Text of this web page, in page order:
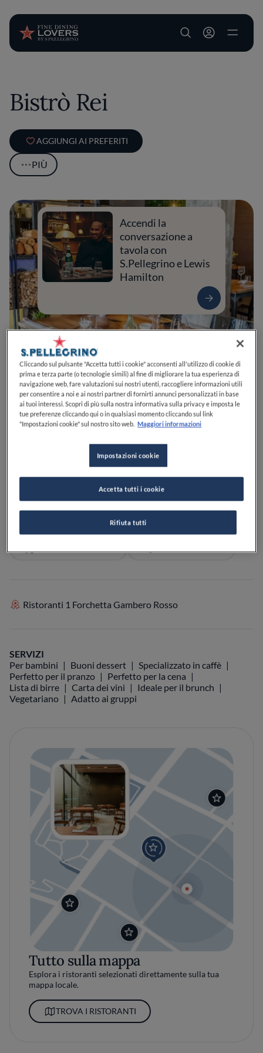
User account
Bistrò Rei
AGGIUNGI AI PREFERITI
PIÙ
0 0 0 0 0
Accendi la
conversazione a
tavola con
S.Pellegrino e Lewis
Hamilton
APERTO VEDI ORARI
Ristoranti 1 Forchetta Gambero Rosso
SERVIZI
Per bambini
Buoni dessert
Specializzato in caffè
Perfetto per il pranzo
Perfetto per la cena
Lista di birre
Carta dei vini
Ideale per il brunch
Vegetariano
Adatto ai gruppi
Tutto sulla mappa
Esplora i ristoranti selezionati direttamente sulla tua
mappa locale.
TROVA I RISTORANTI
Cliccando sul pulsante "Accetta tutti i cookie" acconsenti all'utilizzo di cookie di
prima e terza parte (o tecnologie simili) al fine di migliorare la tua esperienza di
navigazione web, fare valutazioni sui nostri utenti, raccogliere informazioni utili
per consentire a noi e ai nostri partner di fornirti annunci personalizzati in base
ai tuoi interessi. Scopri di più sulla nostra informativa sulla privacy e imposta le
tue preferenze cliccando qui o in qualsiasi momento cliccando sul link
"Impostazioni cookie" sul nostro sito web. Maggiori informazioni
Impostazioni cookie
Rifiuta tutti
Accetta tutti i cookie